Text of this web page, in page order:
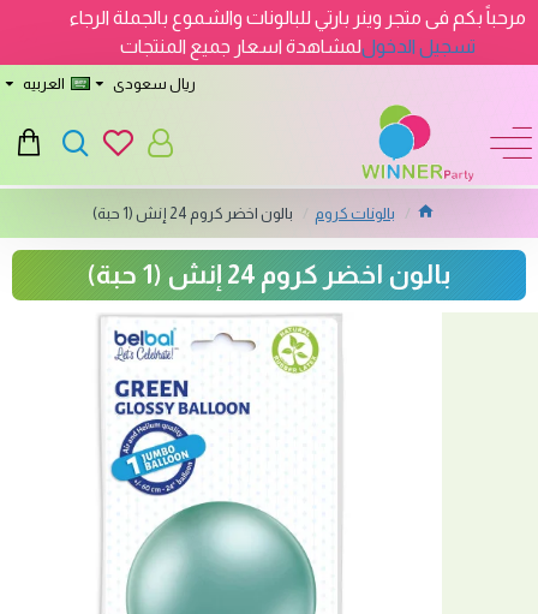
مرحباً بكم فى متجر وينر بارتي للبالونات والشموع بالجملة الرجاء
تسجيل الدخوللمشاهدة اسعار جميع المنتجات
ريال سعودى العربيه
بالونات كروم بالون اخضر كروم 24 إنش (1 حبة)
بالون اخضر كروم 24 إنش (1 حبة)